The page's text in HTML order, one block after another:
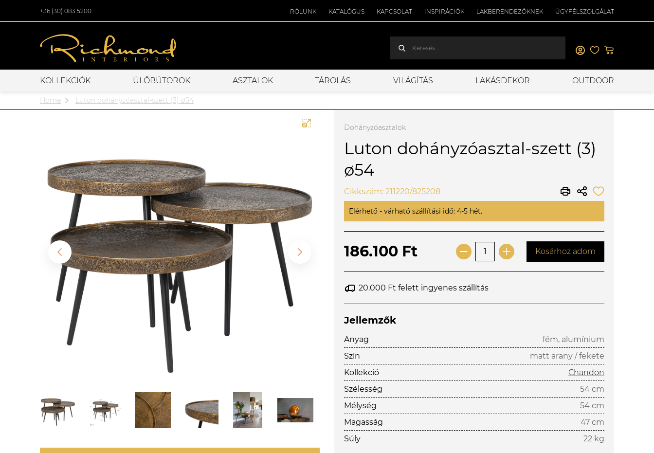
+36 (30) 083 5200 RÓLUNK KATALÓGUS KAPCSOLAT INSPIRÁCIÓK LAKBERENDEZŐKNEK ÜGYFÉLSZOLGÁLAT
KOLLEKCIÓK ÜLŐBÚTOROK ASZTALOK TÁROLÁS VILÁGÍTÁS LAKÁSDEKOR OUTDOOR
Home Luton dohányzóasztal-szett (3) ø54
Dohányzóasztalok
Luton dohányzóasztal-szett (3)
ø54
Cikkszám: 211220/825208
Elérhető - várható szállítási idő: 4-5 hét.
186.100 Ft Kosárhoz adom
20.000 Ft felett ingyenes szállítás
Jellemzők
Anyag
fém, alumínium
Szín
matt arany / fekete
Kollekció
Chandon
Szélesség
54 cm
Mélység
54 cm
Magasság
47 cm
Súly
22 kg